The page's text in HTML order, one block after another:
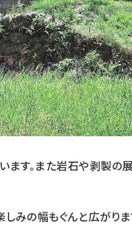
す。また岩石や剥製の
みの幅もぐんと広がりま